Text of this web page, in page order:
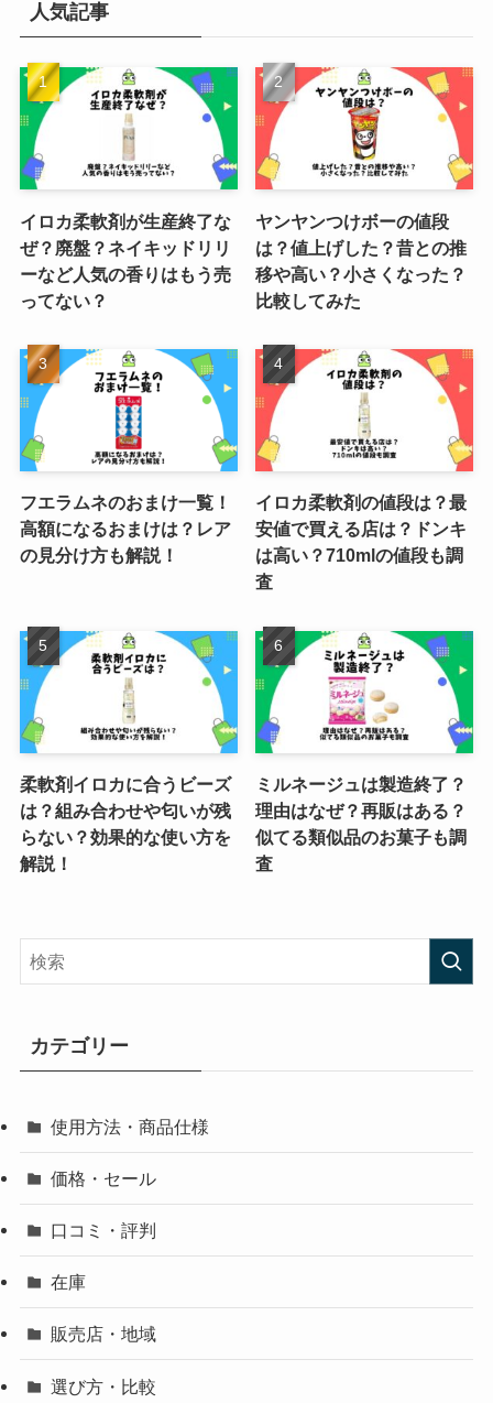
人気記事
イロカ柔軟剤が生産終了な
ぜ？廃盤？ネイキッドリリ
ーなど人気の香りはもう売
ってない？
ヤンヤンつけボーの値段
は？値上げした？昔との推
移や高い？小さくなった？
比較してみた
フエラムネのおまけ一覧！
高額になるおまけは？レア
の見分け方も解説！
イロカ柔軟剤の値段は？最
安値で買える店は？ドンキ
は高い？710mlの値段も調
査
柔軟剤イロカに合うビーズ
は？組み合わせや匂いが残
らない？効果的な使い方を
解説！
ミルネージュは製造終了？
理由はなぜ？再販はある？
似てる類似品のお菓子も調
査
カテゴリー
使用方法・商品仕様
価格・セール
口コミ・評判
在庫
販売店・地域
選び方・比較